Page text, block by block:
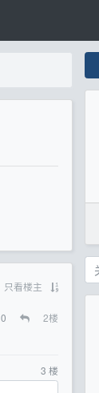
只看楼主
0 2楼
3 楼